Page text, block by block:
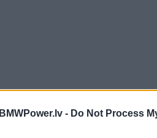
BMWPower.lv - Do Not Process